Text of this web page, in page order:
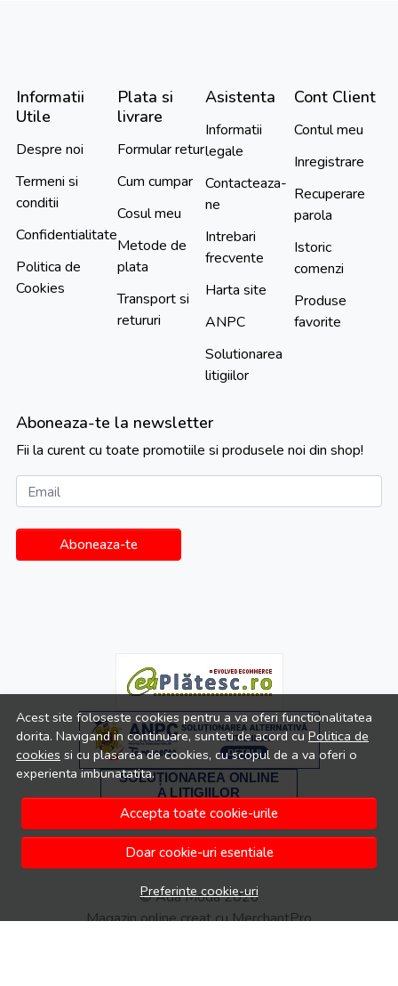
Acest site foloseste cookies pentru a va oferi functionalitatea
dorita. Navigand in continuare, sunteti de acord cuPolitica de
cookies si cu plasarea de cookies, cu scopul de a va oferi o
experienta imbunatatita.
Accepta toate cookie-urile
Doar cookie-uri esentiale
Preferinte cookie-uri
Informatii
Utile
Despre noi
Termeni si
conditii
Confidentialitate
Politica de
Cookies
Plata si
livrare
Formular retur
Cum cumpar
Cosul meu
Metode de
plata
Transport si
retururi
Asistenta
Informatii
legale
Contacteaza-
ne
Intrebari
frecvente
Harta site
ANPC
Solutionarea
litigiilor
Cont Client
Contul meu
Inregistrare
Recuperare
parola
Istoric
comenzi
Produse
favorite
Aboneaza-te la newsletter
Fii la curent cu toate promotiile si produsele noi din shop!
Email
Aboneaza-te
© Ada Moda 2026
Magazin online creat cu MerchantPro